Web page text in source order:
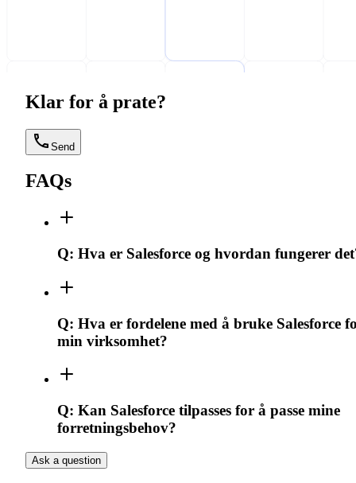
Klar for å prate?
Send
FAQs
Q: Hva er Salesforce og hvordan fungerer
Q: Hva er fordelene med å bruke Salesforce
min virksomhet?
Q: Kan Salesforce tilpasses for å passe mine
forretningsbehov?
Ask a question